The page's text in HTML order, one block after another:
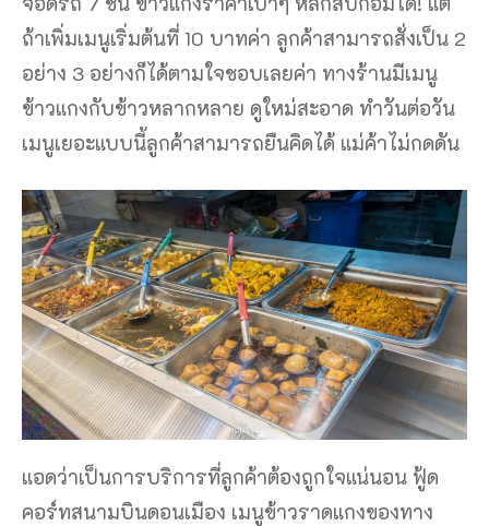
ถ้าเพิ่มเมนูเริ่มต้นที่ 10 บาทค่า ลูกค้าสามารถสั่งเป็น 2
อย่าง 3 อย่างก็ได้ตามใจชอบเลยค่า ทางร้านมีเมนู
ข้าวแกงกับข้าวหลากหลาย ดูใหม่สะอาด ทำวันต่อวัน
เมนูเยอะแบบนี้ลูกค้าสามารถยืนคิดได้ แม่ค้าไม่กดดัน
แอดว่าเป็นการบริการที่ลูกค้าต้องถูกใจแน่นอน ฟู้ด
คอร์ทสนามบินดอนเมือง เมนูข้าวราดแกงของทาง